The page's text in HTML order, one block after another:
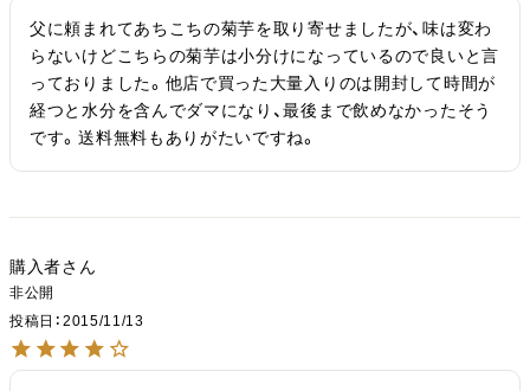
父に頼まれてあちこちの菊芋を取り寄せましたが、味は変わ
らないけどこちらの菊芋は小分けになっているので良いと言
っておりました。他店で買った大量入りのは開封して時間が
経つと水分を含んでダマになり、最後まで飲めなかったそう
です。送料無料もありがたいですね。
購入者
非公開
投稿日
2015/11/13